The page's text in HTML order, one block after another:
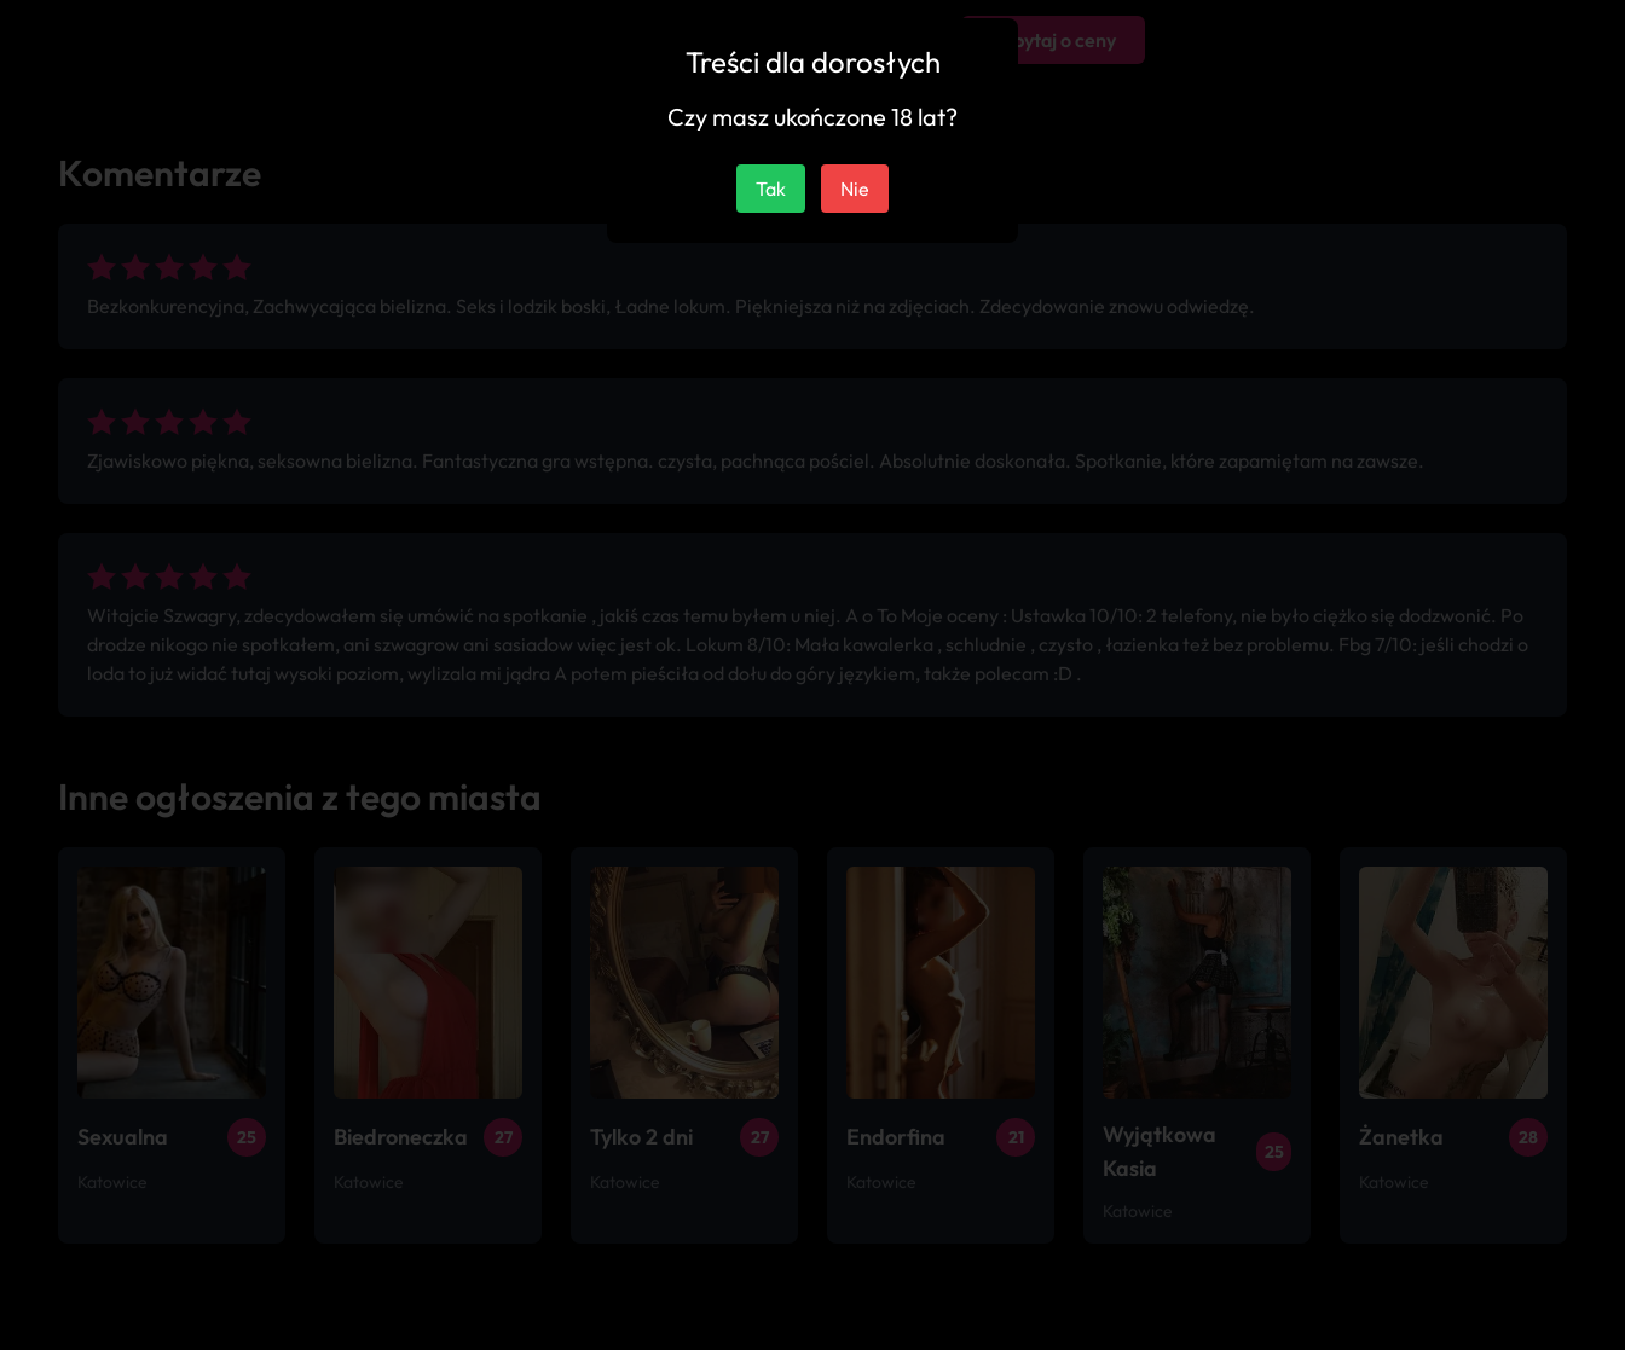
Zapytaj o ceny
Komentarze
Bezkonkurencyjna, Zachwycająca bielizna. Seks i lodzik boski, Ładne lokum. Piękniejsza niż na zdjęciach. Zdecydowanie znowu odwiedzę.
Zjawiskowo piękna, seksowna bielizna. Fantastyczna gra wstępna. czysta, pachnąca pościel. Absolutnie doskonała. Spotkanie, które zapamiętam na zawsze.
Witajcie Szwagry, zdecydowałem się umówić na spotkanie , jakiś czas temu byłem u niej. A o To Moje oceny : Ustawka 10/10: 2 telefony, nie było ciężko się dodzwonić. Po
drodze nikogo nie spotkałem, ani szwagrow ani sasiadow więc jest ok. Lokum 8/10: Mała kawalerka , schludnie , czysto , łazienka też bez problemu. Fbg 7/10: jeśli chodzi o
loda to już widać tutaj wysoki poziom, wylizala mi jądra A potem pieściła od dołu do góry językiem, także polecam :D .
Inne ogłoszenia z tego miasta
Sexualna 25
Katowice
Biedroneczka 27
Katowice
Tylko 2 dni 27
Katowice
Endorfina 21
Katowice
Wyjątkowa
Kasia
25
Katowice
Żanetka 28
Katowice
Treści dla dorosłych
Czy masz ukończone 18 lat?
Tak Nie